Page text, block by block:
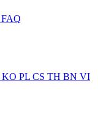
FAQ
KO PL CS TH BN VI